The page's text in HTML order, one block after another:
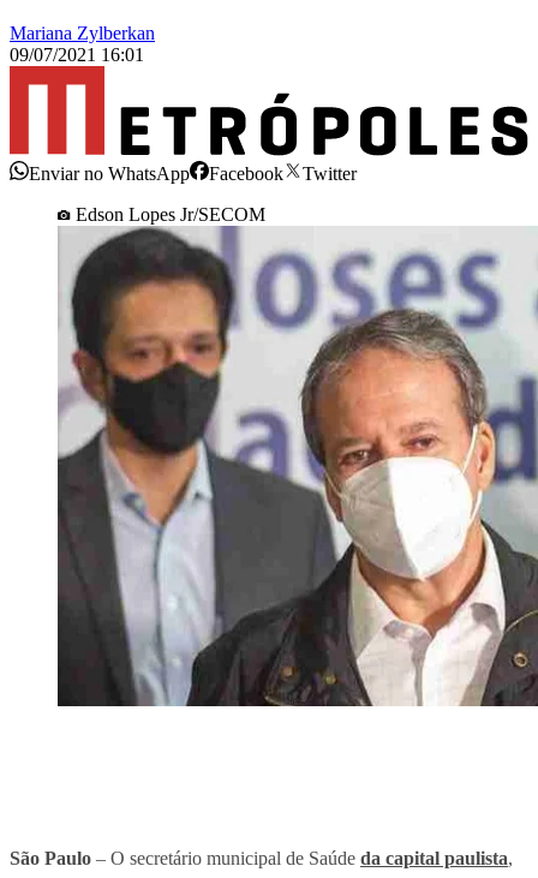
Mariana Zylberkan
09/07/2021 16:01
Enviar no WhatsApp Facebook
Twitter
Edson Lopes Jr/SECOM
São Paulo – O secretário municipal de Saúde da capital paulista,